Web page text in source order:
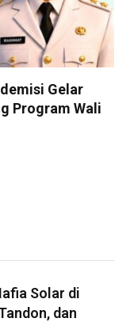
Gelar
Program Wali
Solar di
dan